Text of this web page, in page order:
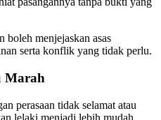
boleh menjejaskan asas
serta konflik yang tidak perlu.
Marah
perasaan tidak selamat atau
lelaki menjadi lebih mudah